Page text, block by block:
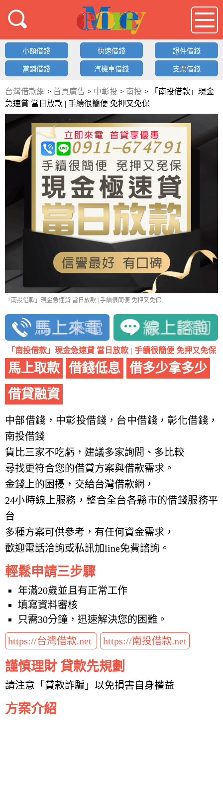
借錢LOGO
小額借錢 快速借錢 證件借錢
當鋪借錢 汽機車借錢 支票借錢
台灣借款網 > 首頁廣告 > 中彰投 > 南投 >
「南投借款」現金
急速貸 當日放款 | 手續很簡便 免押又免保
「南投借款」現金急速貸 當日放款 | 手續很簡便 免押又免保
「南投借款」現金急速貸 當日放款 | 手續很簡便 免押又免保
馬上取款 借錢低息
借多少拿多少
借貸融資
中部借錢，中彰投借錢，台中借錢，彰化借錢，
南投借錢
貨比三家不吃虧，建議多家詢問、多比較
尋找更符合您的借貸方案與借款需求。
金錢上的困擾，交給台灣借款網，
24小時線上服務，整合全台各縣市的借錢服務平
台
多種方案可供參考，有任何資金需求，
歡迎電話洽詢或私訊加line免費諮詢。
輕鬆申請三步驟
年滿20歲並且有正常工作
填寫資料審核
只需30分鐘，迅速解決您的困難。
https://台灣借款.net
https://南投借款.net
謹慎理財 貸款先規劃
請注意「貸款詐騙」以免損害自身權益
方案介紹